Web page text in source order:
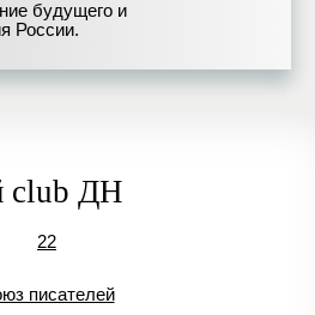
будущего и
России.
club ДН
22
писателей